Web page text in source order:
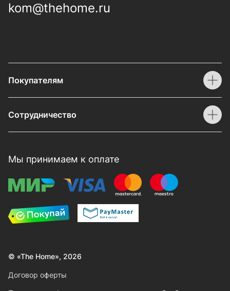
kom@thehome.ru
Покупателям
Сотрудничество
Мы принимаем к оплате
© «The Home», 2026
Договор оферты